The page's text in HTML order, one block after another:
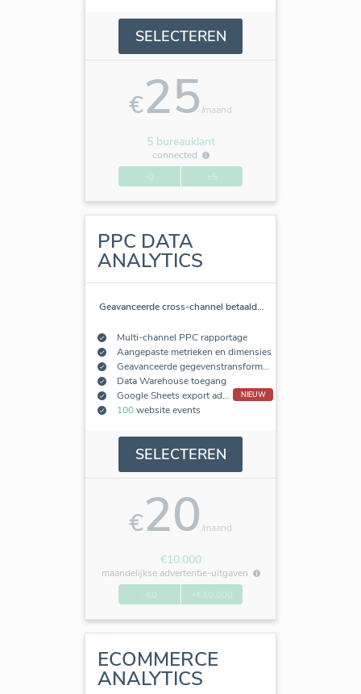
SELECTEREN
€25/maand
5 bureauklant
connected
PPC DATA
ANALYTICS
Geavanceerde cross-channel betaald…
Multi-channel PPC rapportage
Aangepaste metrieken en dimensies
Geavanceerde gegevenstransformaties
Data Warehouse toegang
Google Sheets export add-on
NIEUW
100website events
SELECTEREN
€20/maand
€10.000
maandelijkse advertentie-uitgaven
ECOMMERCE
ANALYTICS